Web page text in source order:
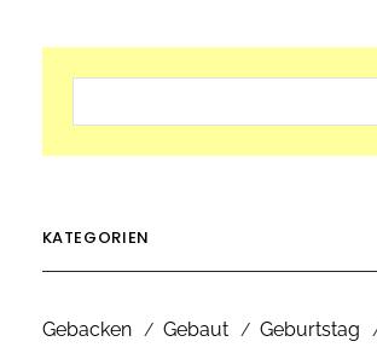
KATEGORIEN
Gebacken Gebaut Geburtstag